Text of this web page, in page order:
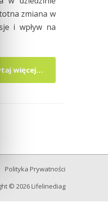
zmiana w
i wpływ na
więcej…
Polityka Prywatności
© 2026 Lifelinediag